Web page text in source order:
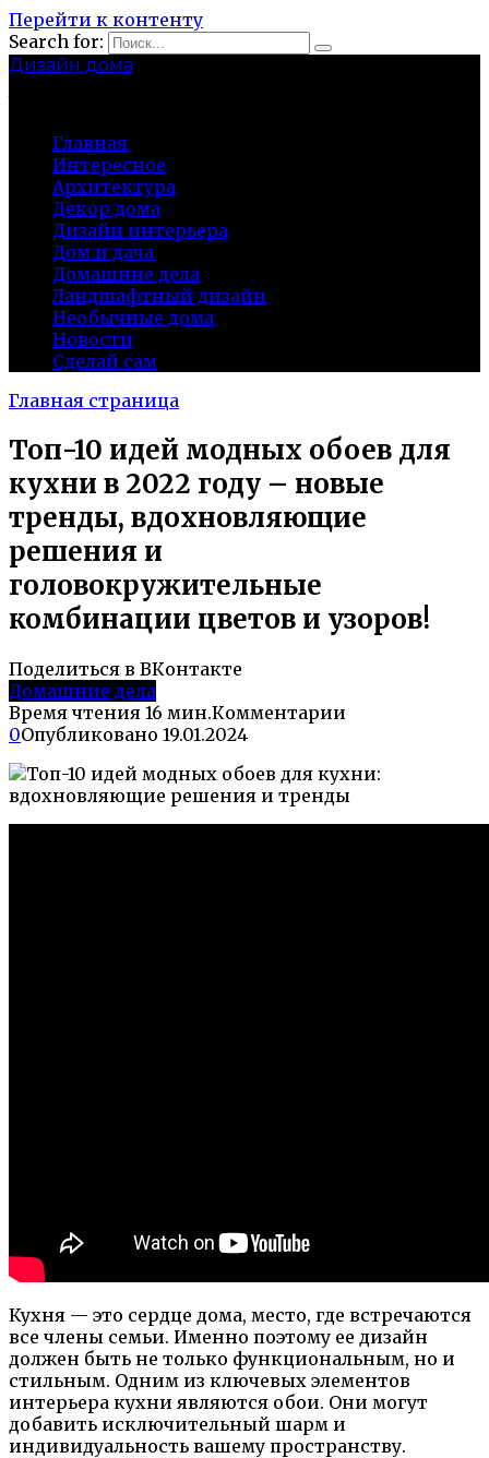
Перейти к контенту
Search for:
Дизайн дома
Главная
Интересное
Архитектура
Декор дома
Дизайн интерьера
Дом и дача
Домашние дела
Ландшафтный дизайн
Необычные дома
Новости
Сделай сам
Главная страница
Топ-10 идей модных обоев для
кухни в 2022 году – новые
тренды, вдохновляющие
решения и
головокружительные
комбинации цветов и узоров!
Поделиться в ВКонтакте
Домашние дела
Время чтения 16 мин.Комментарии
0Опубликовано 19.01.2024
Кухня — это сердце дома, место, где встречаются
все члены семьи. Именно поэтому ее дизайн
должен быть не только функциональным, но и
стильным. Одним из ключевых элементов
интерьера кухни являются обои. Они могут
добавить исключительный шарм и
индивидуальность вашему пространству.